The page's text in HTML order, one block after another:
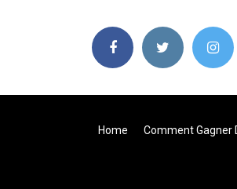
Home Comment Gagner